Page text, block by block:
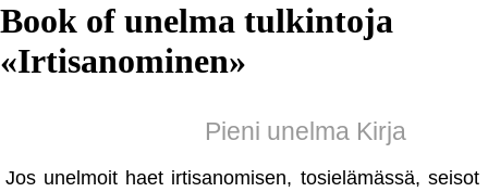
Book of unelma tulkintoja
«Irtisanominen»
Pieni unelma Kirja
Jos unelmoit haet irtisanomisen, tosielämässä, seisot